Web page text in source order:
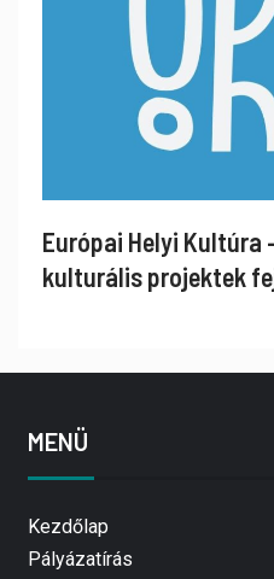
Európai Helyi Kultúra
kulturális projektek
MENÜ
Kezdőlap
Pályázatírás